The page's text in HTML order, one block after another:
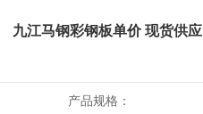
九江马钢彩钢板单价 现货供应
产品规格：